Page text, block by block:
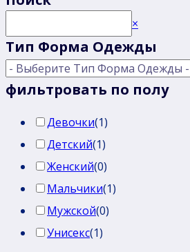
×
Тип Форма Одежды
фильтровать по полу
Девочки(1)
Детский(1)
Женский(0)
Мальчики(1)
Мужской(0)
Унисекс(1)